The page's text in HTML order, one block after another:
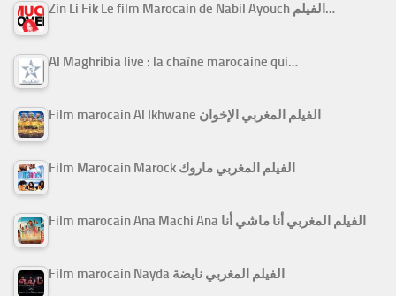
Zin Li Fik Le film Marocain de Nabil Ayouch الفيلم…
Al Maghribia live : la chaîne marocaine qui…
Film marocain Al Ikhwane الفيلم المغربي الإخوان
Film Marocain Marock الفيلم المغربي ماروك
Film marocain Ana Machi Ana الفيلم المغربي أنا ماشي أنا
Film marocain Nayda الفيلم المغربي نايضة